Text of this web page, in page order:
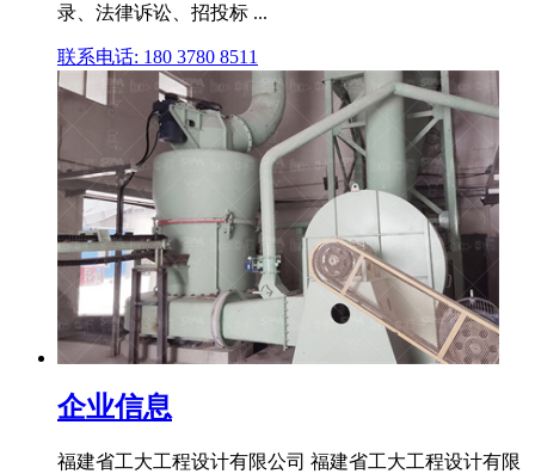
录、法律诉讼、招投标 ...
联系电话: 180 3780 8511
企业信息
福建省工大工程设计有限公司 福建省工大工程设计有限